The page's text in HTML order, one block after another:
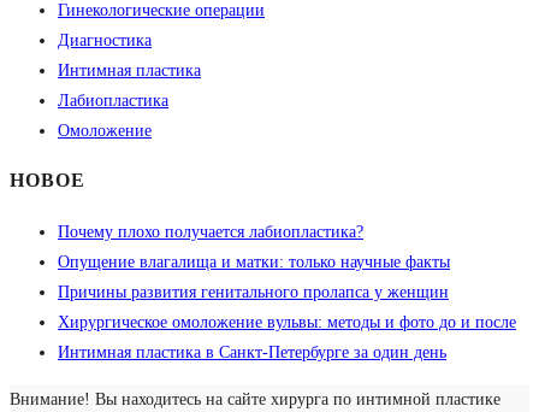
Гинекологические операции
Диагностика
Интимная пластика
Лабиопластика
Омоложение
НОВОЕ
Почему плохо получается лабиопластика?
Опущение влагалища и матки: только научные факты
Причины развития генитального пролапса у женщин
Хирургическое омоложение вульвы: методы и фото до и после
Интимная пластика в Санкт-Петербурге за один день
Внимание! Вы находитесь на сайте хирурга по интимной пластике